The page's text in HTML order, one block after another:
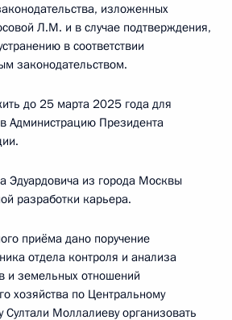
изложенных
Л.М. и в случае подтверждения,
в соответствии
законодательством.
до 25 марта 2025 года для
Администрацию Президента
Эдуардовича из города Москвы
разработки карьера.
приёма дано поручение
отдела контроля и анализа
и земельных отношений
хозяйства по Центральному
Султали Моллалиеву организовать